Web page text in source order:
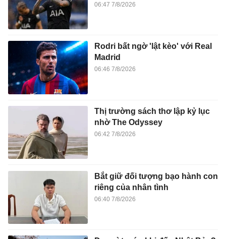
06:47 7/8/2026
Rodri bất ngờ 'lật kèo' với Real
Madrid
06:46 7/8/2026
Thị trường sách thơ lập kỷ lục
nhờ The Odyssey
06:42 7/8/2026
Bắt giữ đối tượng bạo hành con
riêng của nhân tình
06:40 7/8/2026